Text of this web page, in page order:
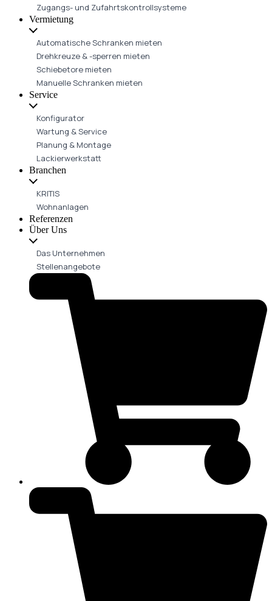
Zugangs- und Zufahrtskontrollsysteme
Vermietung
Automatische Schranken mieten
Drehkreuze & -sperren mieten
Schiebetore mieten
Manuelle Schranken mieten
Service
Konfigurator
Wartung & Service
Planung & Montage
Lackierwerkstatt
Branchen
KRITIS
Wohnanlagen
Referenzen
Über Uns
Das Unternehmen
Stellenangebote